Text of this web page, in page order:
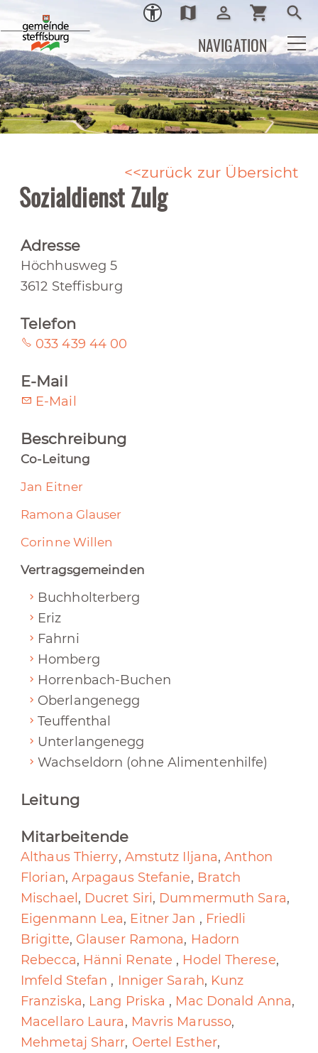
Ortsplan
map Login
person_outline shopping_cart search
NAVIGATION
zurück zur Übersicht
Sozialdienst Zulg
Adresse
Höchhusweg 5
3612 Steffisburg
Telefon
033 439 44 00
E-Mail
E-Mail
Beschreibung
Co-Leitung
Jan Eitner
Ramona Glauser
Corinne Willen
Vertragsgemeinden
Buchholterberg
Eriz
Fahrni
Homberg
Horrenbach-Buchen
Oberlangenegg
Teuffenthal
Unterlangenegg
Wachseldorn (ohne Alimentenhilfe)
Leitung
Mitarbeitende
Althaus Thierry, Amstutz Iljana,Anthon
Florian, Arpagaus Stefanie, Bratch
Mischael , Ducret Siri, Dummermuth Sara,
Eigenmann Lea, Eitner Jan , Friedli
Brigitte, Glauser Ramona, Hadorn
Rebecca, Hänni Renate , Hodel Therese,
Imfeld Stefan , Inniger Sarah, Kunz
Franziska, Lang Priska , Mac Donald Anna,
Macellaro Laura, Mavris Marusso,
Mehmetaj Sharr, Oertel Esther,